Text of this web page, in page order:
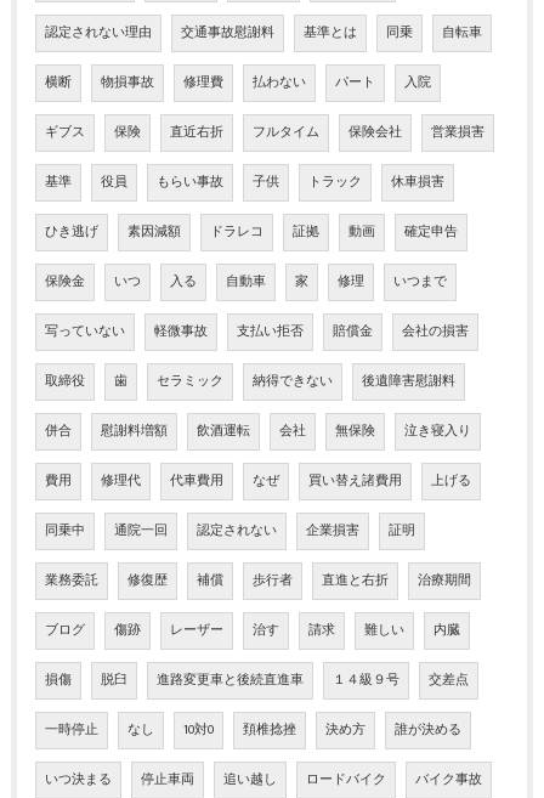
認定されない理由 交通事故慰謝料 基準とは 同乗 自転車
横断 物損事故 修理費 払わない パート 入院
ギブス 保険 直近右折 フルタイム 保険会社 営業損害
基準 役員 もらい事故 子供 トラック 休車損害
ひき逃げ 素因減額 ドラレコ 証拠 動画 確定申告
保険金 いつ 入る 自動車 家 修理 いつまで
写っていない 軽微事故 支払い拒否 賠償金 会社の損害
取締役 歯 セラミック 納得できない 後遺障害慰謝料
併合 慰謝料増額 飲酒運転 会社 無保険 泣き寝入り
費用 修理代 代車費用 なぜ 買い替え諸費用 上げる
同乗中 通院一回 認定されない 企業損害 証明
業務委託 修復歴 補償 歩行者 直進と右折 治療期間
ブログ 傷跡 レーザー 治す 請求 難しい 内臓
損傷 脱臼 進路変更車と後続直進車 １４級９号 交差点
一時停止 なし 10対0 頚椎捻挫 決め方 誰が決める
いつ決まる 停止車両 追い越し ロードバイク バイク事故